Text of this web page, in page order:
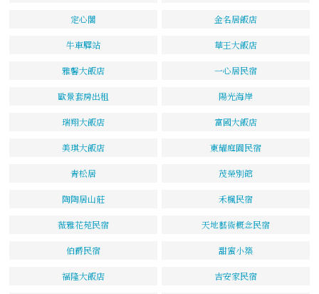
定心閣 金名居飯店
牛車驛站 華王大飯店
雅馨大飯店 一心居民宿
歐景套房出租 陽光海岸
瑞翔大飯店 富國大飯店
美琪大飯店 東耀庭園民宿
青松居 茂榮別館
陶陶居山莊 禾楓民宿
薇雅花苑民宿 天地藝術概念民宿
伯爵民宿 甜蜜小築
福隆大飯店 吉安家民宿